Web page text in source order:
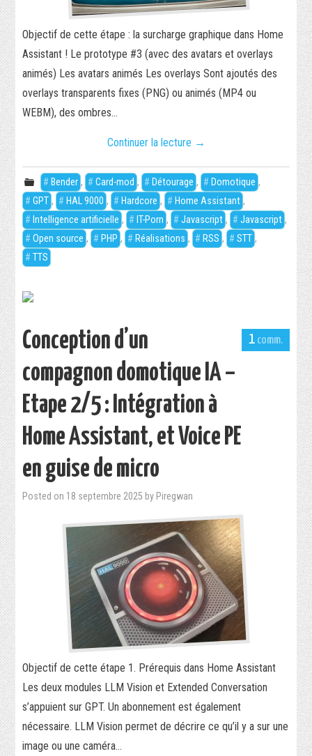
Objectif de cette étape : la surcharge graphique dans Home
Assistant ! Le prototype #3 (avec des avatars et overlays
animés) Les avatars animés Les overlays Sont ajoutés des
overlays transparents fixes (PNG) ou animés (MP4 ou
WEBM), des ombres…
Continuer la lecture →
Bender , Card-mod , Détourage , Domotique ,
GPT , HAL 9000 , Hardcore , Home Assistant ,
Intelligence artificielle , IT-Porn , Javascript , Javascript ,
Open source , PHP , Réalisations , RSS , STT ,
TTS
1
Conception d’un
compagnon domotique IA –
Etape 2/5 : Intégration à
Home Assistant, et Voice PE
en guise de micro
Posted on 18 septembre 2025 by Piregwan
Objectif de cette étape 1. Prérequis dans Home Assistant
Les deux modules LLM Vision et Extended Conversation
s’appuient sur GPT. Un abonnement est également
nécessaire. LLM Vision permet de décrire ce qu’il y a sur une
image ou une caméra…